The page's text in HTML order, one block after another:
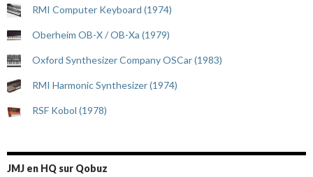
RMI Computer Keyboard (1974)
Oberheim OB-X / OB-Xa (1979)
Oxford Synthesizer Company OSCar (1983)
RMI Harmonic Synthesizer (1974)
RSF Kobol (1978)
JMJ en HQ sur Qobuz